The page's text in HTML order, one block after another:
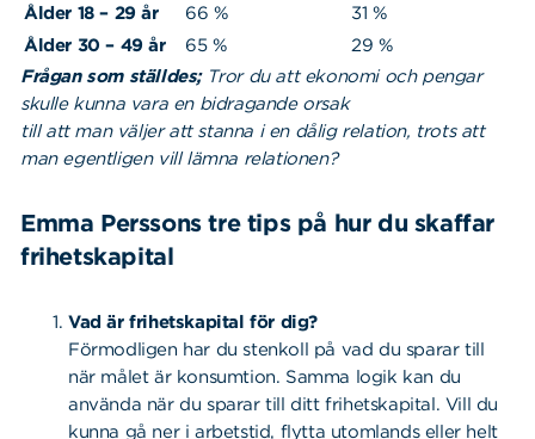
Ålder 18 – 29 år
66 %
31 %
Ålder 30 – 49 år
65 %
29 %
Frågan som ställdes;Tror du att ekonomi och pengar
skulle kunna vara en bidragande orsak
till att man väljer att stanna i en dålig relation, trots att
man egentligen vill lämna relationen?
Emma Perssons tre tips på hur du skaffar
frihetskapital
Vad är frihetskapital för dig?
Förmodligen har du stenkoll på vad du sparar till
när målet är konsumtion. Samma logik kan du
använda när du sparar till ditt frihetskapital. Vill du
kunna gå ner i arbetstid, flytta utomlands eller helt